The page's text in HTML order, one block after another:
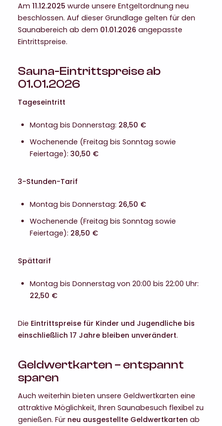
Am 11.12.2025 wurde unsere Entgeltordnung neu
beschlossen. Auf dieser Grundlage gelten für den
Saunabereich ab dem 01.01.2026 angepasste
Eintrittspreise.
Sauna-Eintrittspreise ab
01.01.2026
Tageseintritt
Montag bis Donnerstag: 28,50 €
Wochenende (Freitag bis Sonntag sowie
Feiertage):30,50 €
3-Stunden-Tarif
Montag bis Donnerstag: 26,50 €
Wochenende (Freitag bis Sonntag sowie
Feiertage): 28,50 €
Spättarif
Montag bis Donnerstag von 20:00 bis 22:00 Uhr:
22,50 €
Die Eintrittspreise für Kinder und Jugendliche bis
einschließlich 17 Jahre bleiben unverändert.
Geldwertkarten – entspannt
sparen
Auch weiterhin bieten unsere Geldwertkarten eine
attraktive Möglichkeit, Ihren Saunabesuch flexibel zu
genießen. Für neu ausgestellte Geldwertkarten ab